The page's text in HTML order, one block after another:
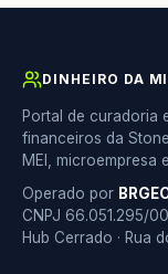
DINHEIRO DA
Portal de curadoria
financeiros da
MEI, microempresa
Operado por
CNPJ 66.051.295/
Hub Cerrado · Rua